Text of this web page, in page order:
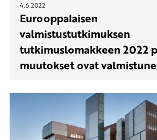
4.6.2022
Eurooppalaisen
valmistustutkimuksen
tutkimuslomakkeen 2022
muutokset ovat